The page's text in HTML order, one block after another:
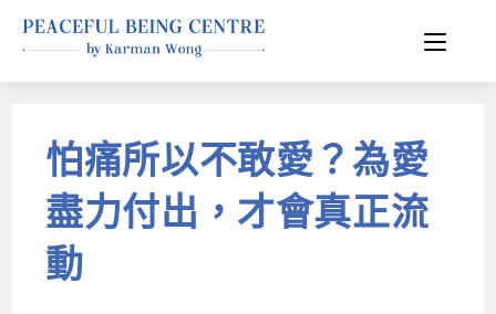
怕痛所以不敢愛？為愛
盡力付出，才會真正流
動